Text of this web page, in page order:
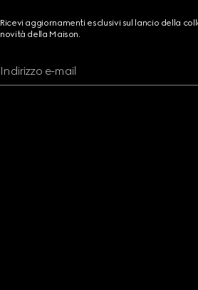
Ricevi aggiornamenti esclusivi sul lancio della
novità della Maison.
Indirizzo e-mail